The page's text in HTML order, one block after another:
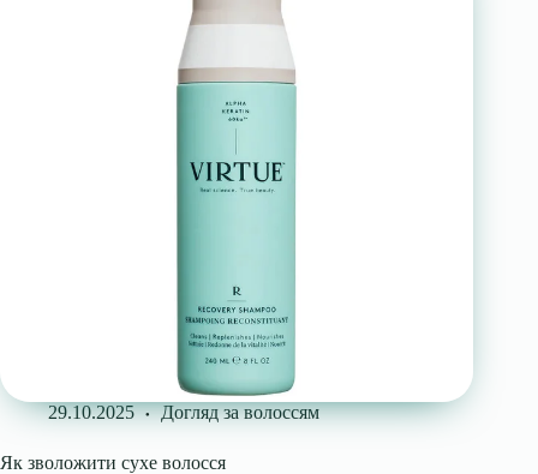
29.10.2025 Догляд за волоссям
Як зволожити сухе волосся